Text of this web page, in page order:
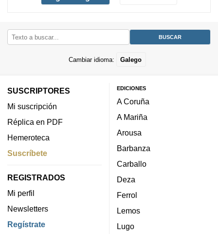
Cambiar idioma: Galego
SUSCRIPTORES
Mi suscripción
Réplica en PDF
Hemeroteca
Suscríbete
REGISTRADOS
Mi perfil
Newsletters
Regístrate
EDICIONES
A Coruña
A Mariña
Arousa
Barbanza
Carballo
Deza
Ferrol
Lemos
Lugo